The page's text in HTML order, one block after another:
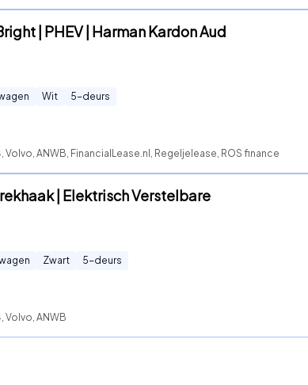
| PHEV | Harman Kardon Aud
Wit 5-deurs
ANWB, FinancialLease.nl, Regeljelease, ROS finance
| Elektrisch Verstelbare
Zwart 5-deurs
ANWB